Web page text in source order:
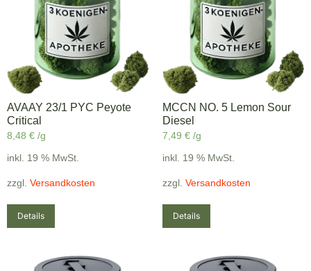
AVAAY 23/1 PYC Peyote
Critical
8,48 € /g
inkl. 19 % MwSt.
zzgl. Versandkosten
Details
MCCN NO. 5 Lemon Sour
Diesel
7,49 € /g
inkl. 19 % MwSt.
zzgl. Versandkosten
Details